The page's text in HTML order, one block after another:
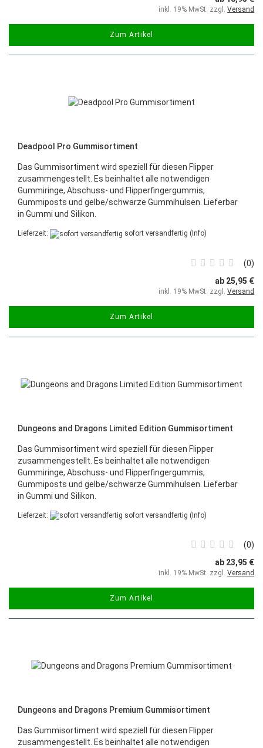
inkl. 19% MwSt. zzgl. Versand
Zum Artikel
Deadpool Pro Gummisortiment
Das Gummisortiment wird speziell für diesen Flipper
zusammengestellt. Es beinhaltet alle notwendigen
Gummiringe, Abschuss- und Flipperfingergummis,
Gummiposts und gelbe/schwarze Gummihülsen. Lieferbar
in Gummi und Silikon.
Lieferzeit: sofort versandfertig (Info)
0
ab 25,95 €
inkl. 19% MwSt. zzgl. Versand
Zum Artikel
Dungeons and Dragons Limited Edition Gummisortiment
Das Gummisortiment wird speziell für diesen Flipper
zusammengestellt. Es beinhaltet alle notwendigen
Gummiringe, Abschuss- und Flipperfingergummis,
Gummiposts und gelbe/schwarze Gummihülsen. Lieferbar
in Gummi und Silikon.
Lieferzeit: sofort versandfertig (Info)
0
ab 23,95 €
inkl. 19% MwSt. zzgl. Versand
Zum Artikel
Dungeons and Dragons Premium Gummisortiment
Das Gummisortiment wird speziell für diesen Flipper
zusammengestellt. Es beinhaltet alle notwendigen